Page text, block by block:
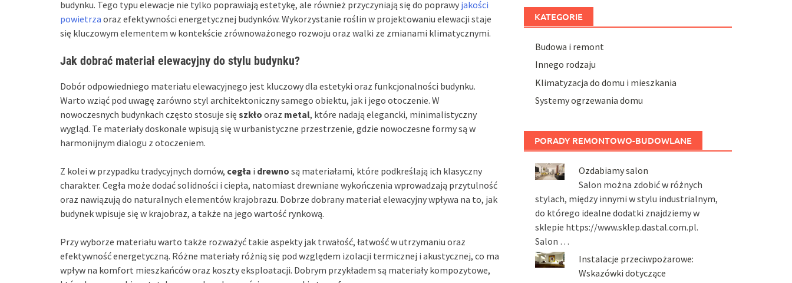
budynku. Tego typu elewacje nie tylko poprawiają estetykę, ale również przyczyniają się do poprawy jakości
powietrza oraz efektywności energetycznej budynków. Wykorzystanie roślin w projektowaniu elewacji staje
się kluczowym elementem w kontekście zrównoważonego rozwoju oraz walki ze zmianami klimatycznymi.
Jak dobrać materiał elewacyjny do stylu budynku?
Dobór odpowiedniego materiału elewacyjnego jest kluczowy dla estetyki oraz funkcjonalności budynku.
Warto wziąć pod uwagę zarówno styl architektoniczny samego obiektu, jak i jego otoczenie. W
nowoczesnych budynkach często stosuje się szkło oraz metal, które nadają elegancki, minimalistyczny
wygląd. Te materiały doskonale wpisują się w urbanistyczne przestrzenie, gdzie nowoczesne formy są w
harmonijnym dialogu z otoczeniem.
Z kolei w przypadku tradycyjnych domów, cegła i drewno są materiałami, które podkreślają ich klasyczny
charakter. Cegła może dodać solidności i ciepła, natomiast drewniane wykończenia wprowadzają przytulność
oraz nawiązują do naturalnych elementów krajobrazu. Dobrze dobrany materiał elewacyjny wpływa na to, jak
budynek wpisuje się w krajobraz, a także na jego wartość rynkową.
Przy wyborze materiału warto także rozważyć takie aspekty jak trwałość, łatwość w utrzymaniu oraz
efektywność energetyczną. Różne materiały różnią się pod względem izolacji termicznej i akustycznej, co ma
wpływ na komfort mieszkańców oraz koszty eksploatacji. Dobrym przykładem są materiały kompozytowe,
KATEGORIE
Budowa i remont
Innego rodzaju
Klimatyzacja do domu i mieszkania
Systemy ogrzewania domu
PORADY REMONTOWO-BUDOWLANE
Ozdabiamy salon
Salon można zdobić w różnych
stylach, między innymi w stylu industrialnym,
do którego idealne dodatki znajdziemy w
sklepie https://www.sklep.dastal.com.pl.
Salon …
Instalacje przeciwpożarowe:
Wskazówki dotyczące